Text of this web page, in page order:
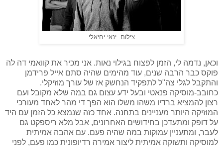
צילום: ינאי יחיאלי
וכאן, נדמה לי, הזמן לפצוח בגילוי נאות. אני מכיר את קוואמי דה לה
פוקס כבר הרבה שנים, עוד מהימים שהיה סתם אייל פרידמן
והתקבל לגלי צה"ל לתפקיד הנחשק אז של עורך מוזיקלי.
כחובב-מוסיקה פנאטי ובעל ידע עצום גם במה שלא מקובל ועם
רצון להמציא ברדיו משהו משלו הוא הפך די מהר לאחד מעורכי
המוזיקה היותר מעניינים בתחנה. אחד כזה שנמצא כל הזמן עם היד
על דופק ומתעדכן בחידושים האחרונים, אבל מלא ריספקט גם
לעבר, ומתעניין עמוקות במה שהיה פעם. עם אהבה אמיתית
למוסיקה ותשוקה אמיתית ליצור אמירה רדיופונית כמו פעם, לפני